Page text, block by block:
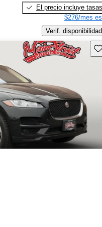
El precio incluye tasas
$276/mes
Verif. disponibilidad